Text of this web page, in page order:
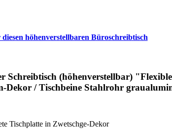
höhenverstellbaren Büroschreibtisch
(höhenverstellbar)
Dekor / Tischbeine Stahlrohr
Tischplatte in Zwetschge-Dekor